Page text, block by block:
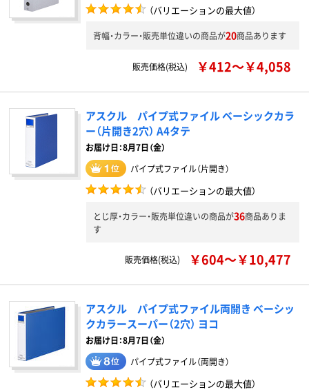
（バリエーションの最大値）
背幅・カラー・販売単位違いの商品が20商品あります
販売価格(税込) ￥412～￥4,058
アスクル パイプ式ファイル ベーシックカラ
ー（片開き2穴） A4タテ
お届け日：8月7日（金）
パイプ式ファイル（片開き）
（バリエーションの最大値）
とじ厚・カラー・販売単位違いの商品が36商品ありま
す
販売価格(税込) ￥604～￥10,477
アスクル パイプ式ファイル両開き ベーシッ
クカラースーパー（2穴） ヨコ
お届け日：8月7日（金）
パイプ式ファイル（両開き）
（バリエーションの最大値）